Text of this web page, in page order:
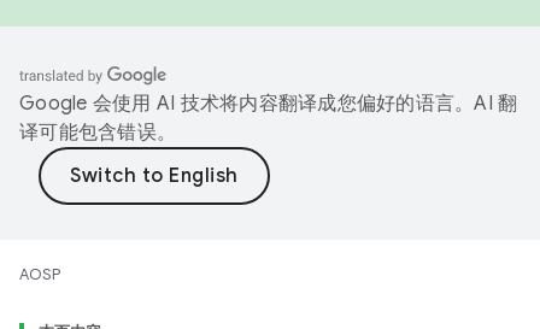
Google 会使用 AI 技术将内容翻译成您偏好的语言。AI 翻
译可能包含错误。
AOSP